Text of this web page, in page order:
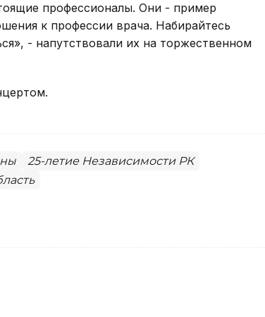
профессионалы. Они - пример
к профессии врача. Набирайтесь
- напутствовали их на торжественном
25-летие Независимости РК